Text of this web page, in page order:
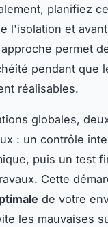
planifiez
l'isolation et
permet
pendant que
réalisables.
globales,
: un contrôle
puis un test
Cette
de votre
les mauvaises